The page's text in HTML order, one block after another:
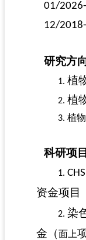
01/
12/
研究方
1.植
2.植
3.植
科研项
1.
资金项目
2.染
金（面上